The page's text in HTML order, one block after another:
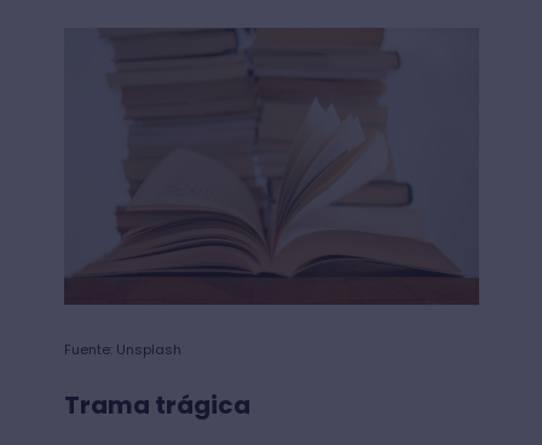
Fuente: Unsplash
Trama trágica